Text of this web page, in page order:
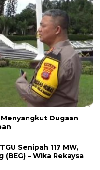
Dugaan
Senipah 117 MW,
– Wika Rekaysa